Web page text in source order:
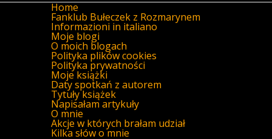
Home
Fanklub Bułeczek z Rozmarynem
Informazioni in italiano
Moje blogi
O moich blogach
Polityka plików cookies
Polityka prywatności
Moje książki
Daty spotkań z autorem
Tytuły książek
Napisałam artykuły
O mnie
Akcje w których brałam udział
Kilka słów o mnie